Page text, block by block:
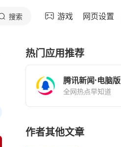
搜索 游戏 网页设置
热门应用推荐
腾讯新闻·电脑版
全网热点早知道
作者其他文章